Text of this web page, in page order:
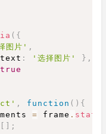
( {
图片' ,
: '选择图片' } ,
true
, function ( ) {
= frame . state
[ ] ;